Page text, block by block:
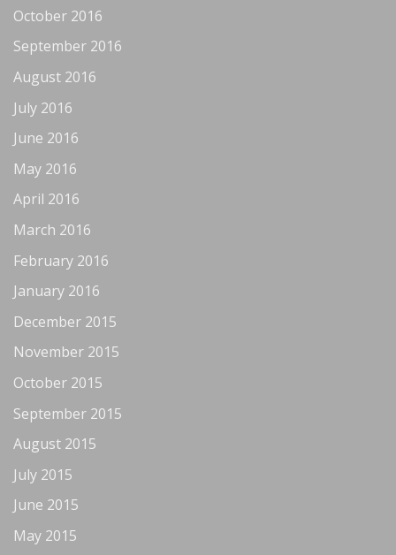
October 2016
September 2016
August 2016
July 2016
June 2016
May 2016
April 2016
March 2016
February 2016
January 2016
December 2015
November 2015
October 2015
September 2015
August 2015
July 2015
June 2015
May 2015